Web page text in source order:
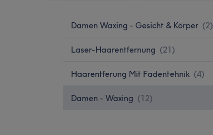
Damen Waxing - Gesicht & Körper (2)
Laser-Haarentfernung (21)
Haarentferung Mit Fadentehnik (4)
Damen - Waxing (12)